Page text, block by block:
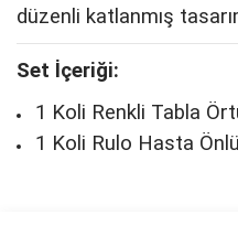
düzenli katlanmış
Set İçeriği:
1 Koli Renkli Tabla
1 Koli Rulo Hasta